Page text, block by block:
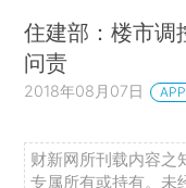
住建部：楼市调
问责
2018年08月07日
财新网所刊载内容之
专属所有或持有。未